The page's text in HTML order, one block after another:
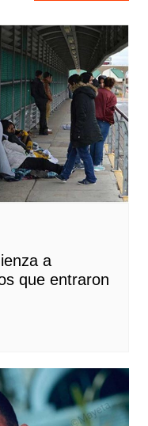
a
que entraron